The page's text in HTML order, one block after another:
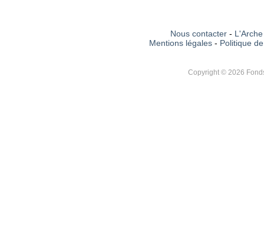
Nous contacter-
Mentions légales - Politique
Copyright © 2026